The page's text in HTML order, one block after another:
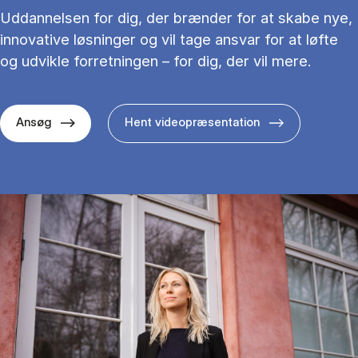
Uddannelsen for dig, der brænder for at skabe nye,
innovative løsninger og vil tage ansvar for at løfte
og udvikle forretningen – for dig, der vil mere.
Ansøg Hent videopræsentation